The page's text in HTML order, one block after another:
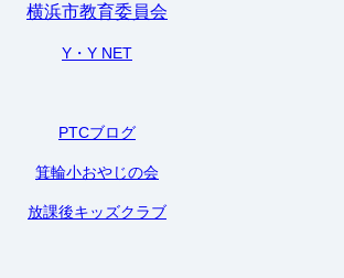
横浜市教育委員会
Y・Y NET
PTCブログ
箕輪小おやじの会
放課後キッズクラブ